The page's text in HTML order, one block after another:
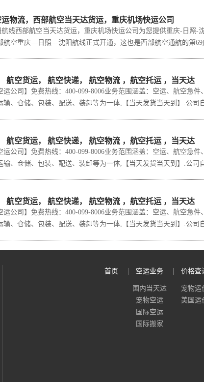
物流，西部航空当天达货运，重庆机场快运公司
西部航空当天达货运，重庆机场快运公司为您提供重庆-日照-
航空重庆—日照—沈阳航线正式开通，这也是西部航空通航的第69
航空货运， 航空快递， 航空物流 ，航空托运 ，当天达
司】免费热线：400-099-8006业务范围涵盖：空运、航空急件
输、仓储、包装、配送、装卸等为一体,【当天发货当天到】.公司
航空货运， 航空快递， 航空物流 ，航空托运 ，当天达
司】免费热线：400-099-8006业务范围涵盖：空运、航空急件
输、仓储、包装、配送、装卸等为一体,【当天发货当天到】.公司
航空货运， 航空快递， 航空物流 ，航空托运 ，当天达
司】免费热线：400-099-8006业务范围涵盖：空运、航空急件
输、仓储、包装、配送、装卸等为一体,【当天发货当天到】.公司
首页 空运业务
国内当天达
宠物空运
国际空运
国际搬家
价格查
宠物运
美国运